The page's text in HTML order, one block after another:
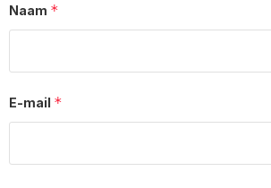
Naam *
E-mail *